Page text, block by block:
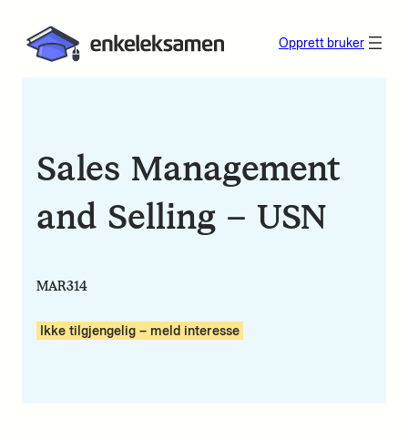
Opprett bruker
Sales Management
and Selling – USN
MAR314
Ikke tilgjengelig – meld interesse